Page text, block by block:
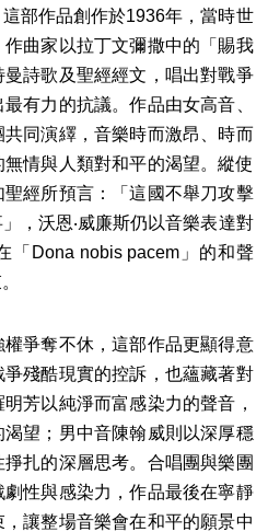
部作品創作於1936年，當時世
曲家以拉丁文彌撒中的「賜我
詩歌及聖經經文，唱出對戰爭
有力的抗議。作品由女高音、
同演繹，音樂時而激昂、時而
情與人類對和平的渴望。縱使
經所預言：「這國不舉刀攻擊
，沃恩‧威廉斯仍以音樂表達對
「Dona nobis pacem」的和聲
爭奪不休，這部作品更顯得意
殘酷現實的控訴，也蘊藏著對
芳以純淨而富感染力的聲音，
望；男中音陳翰威則以深厚穩
扎的深層思考。合唱團與樂團
性與感染力，作品最後在寧靜
讓整場音樂會在和平的願景中